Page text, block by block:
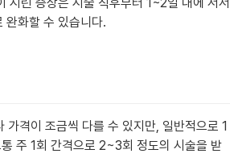
완화할 수 있습니다.
격이 조금씩 다를 수 있지만, 일반적으로 1
주 1회 간격으로 2~3회 정도의 시술을 받